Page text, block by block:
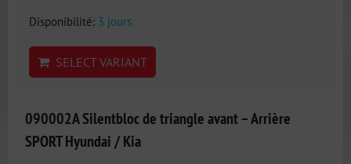
Disponibilité: 3 jours
SELECT VARIANT
090002A Silentbloc de triangle avant – Arrière
SPORT Hyundai / Kia